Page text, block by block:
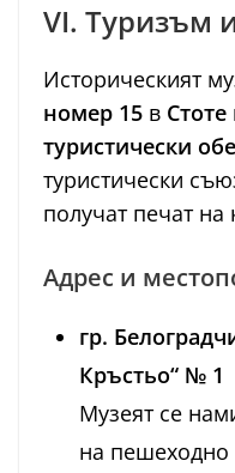
VI. Туризъм
Историческият
номер 15 в
туристически
туристически
получат печат на
Адрес и
гр.
Кръстьо“ № 1
Музеят се
на пешеходно